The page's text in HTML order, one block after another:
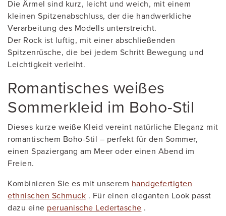
Die Ärmel sind kurz, leicht und weich, mit einem
kleinen Spitzenabschluss, der die handwerkliche
Verarbeitung des Modells unterstreicht.
Der Rock ist luftig, mit einer abschließenden
Spitzenrüsche, die bei jedem Schritt Bewegung und
Leichtigkeit verleiht.
Romantisches weißes
Sommerkleid im Boho-Stil
Dieses kurze weiße Kleid vereint natürliche Eleganz mit
romantischem Boho-Stil – perfekt für den Sommer,
einen Spaziergang am Meer oder einen Abend im
Freien.
Kombinieren Sie es mit unserem handgefertigten
ethnischen Schmuck . Für einen eleganten Look passt
dazu eine peruanische Ledertasche .